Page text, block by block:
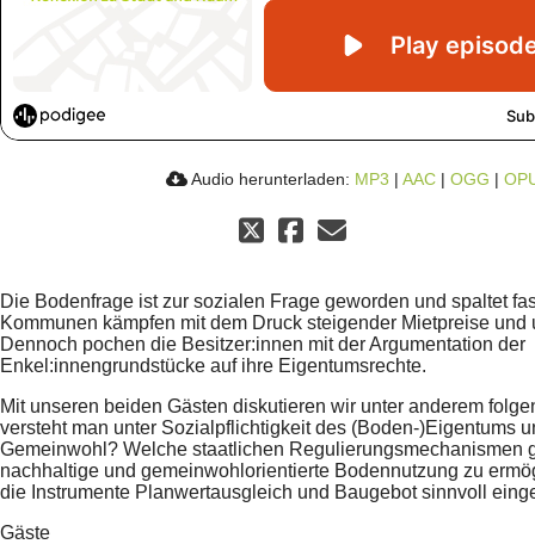
Audio herunterladen: MP3 | AAC | OGG |
Die Bodenfrage ist zur sozialen Frage geworden und spaltet
Kommunen kämpfen mit dem Druck steigender Mietpreise und
Dennoch pochen die Besitzer:innen mit der Argumentation der
Enkel:innengrundstücke auf ihre Eigentumsrechte.
Mit unseren beiden Gästen diskutieren wir unter anderem
versteht man unter Sozialpflichtigkeit des (Boden-)Eigentums
Gemeinwohl? Welche staatlichen Regulierungsmechanismen
nachhaltige und gemeinwohlorientierte Bodennutzung zu
die Instrumente Planwertausgleich und Baugebot sinnvoll
Gäste